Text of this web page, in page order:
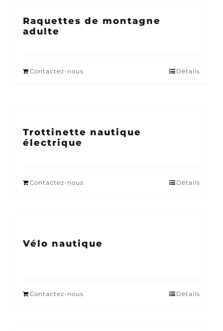
Raquettes de montagne
adulte
Contactez-nous Détails
Trottinette nautique
électrique
Contactez-nous Détails
Vélo nautique
Contactez-nous Détails